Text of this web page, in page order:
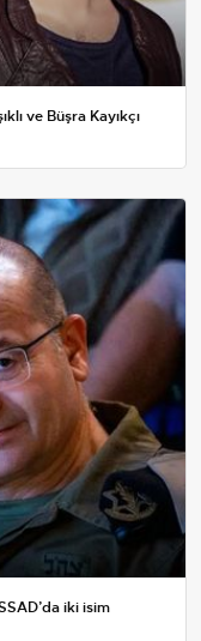
ve Büşra Kayıkçı
iki isim